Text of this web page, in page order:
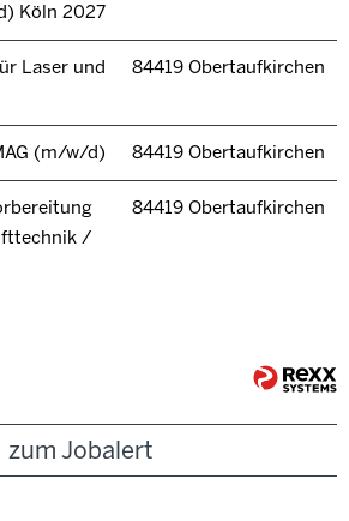
Köln 2027
Laser und
84419 Obertaufkirchen
(m/w/d) 84419 Obertaufkirchen
/
84419 Obertaufkirchen
zum Jobalert